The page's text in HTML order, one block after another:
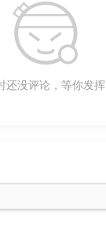
还没评论，等你发挥